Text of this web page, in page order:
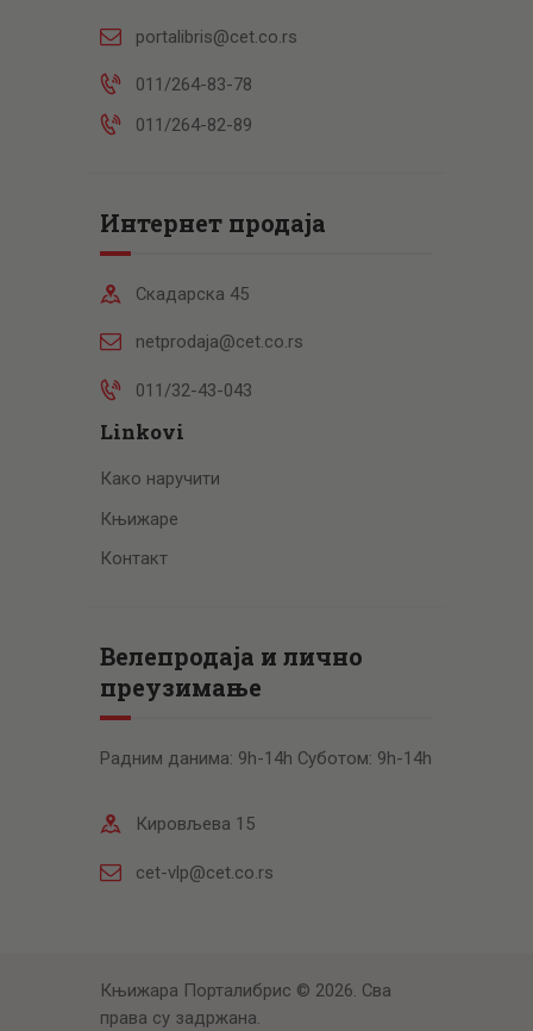
portalibris@cet.co.rs
011/264-83-78
011/264-82-89
Интернет продаја
Скадарска 45
netprodaja@cet.co.rs
011/32-43-043
Linkovi
Како наручити
Књижаре
Контакт
Велепродаја и лично
преузимање
Радним данима: 9h-14h Суботом: 9h-14h
Кировљева 15
cet-vlp@cet.co.rs
Књижара Порталибрис © 2026. Сва
права су задржана.